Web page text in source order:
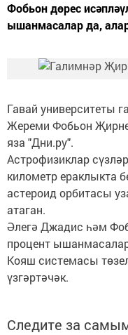
Фобьон дөрес
ышанмасалар да,
Гавай университеты
Жереми Фобьон
яза "Дни.ру".
Астрофизиклар
километр ераклыкта
астероид орбитасы
атаган.
Әлегә Джадис һәм
процент
Кояш системасы
үзгәртәчәк.
Следите за